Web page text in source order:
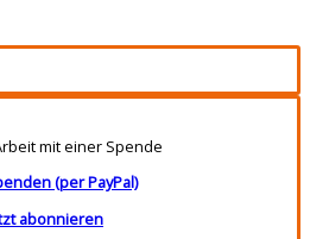
mit einer Spende
(per PayPal)
abonnieren